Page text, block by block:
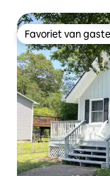
Favoriet van
Favoriet van